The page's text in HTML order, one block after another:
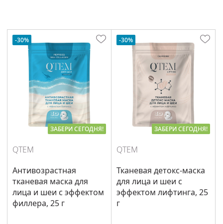
-30%
ЗАБЕРИ СЕГОДНЯ!
QTEM
Антивозрастная
тканевая маска для
лица и шеи с эффектом
филлера, 25 г
-30%
ЗАБЕРИ СЕГОДНЯ!
QTEM
Тканевая детокс-маска
для лица и шеи с
эффектом лифтинга, 25
г